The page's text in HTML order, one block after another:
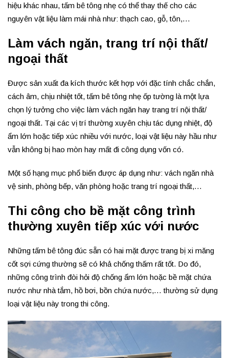
hiệu khác nhau, tấm bê tông nhẹ có thể thay thế cho các
nguyên vật liệu làm mái nhà như: thạch cao, gỗ, tôn,…
Làm vách ngăn, trang trí nội thất/
ngoại thất
Được sản xuất đa kích thước kết hợp với đặc tính chắc chắn,
cách âm, chịu nhiệt tốt, tấm bê tông nhẹ ốp tường là một lựa
chọn lý tưởng cho việc làm vách ngăn hay trang trí nội thất/
ngoại thất. Tại các vị trí thường xuyên chịu tác dụng nhiệt, độ
ẩm lớn hoặc tiếp xúc nhiều với nước, loại vật liệu này hầu như
vẫn không bị hao mòn hay mất đi công dụng vốn có.
Một số hạng mục phổ biến được áp dụng như: vách ngăn nhà
vệ sinh, phòng bếp, văn phòng hoặc trang trí ngoại thất,…
Thi công cho bề mặt công trình
thường xuyên tiếp xúc với nước
Những tấm bê tông đúc sẵn có hai mặt được trang bị xi măng
cốt sợi cứng thường sẽ có khả chống thấm rất tốt. Do đó,
những công trình đòi hỏi độ chống ẩm lớn hoặc bề mặt chứa
nước như nhà tắm, hồ bơi, bồn chứa nước,… thường sử dụng
loại vật liệu này trong thi công.